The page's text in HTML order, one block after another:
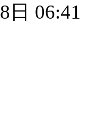
日 06:41